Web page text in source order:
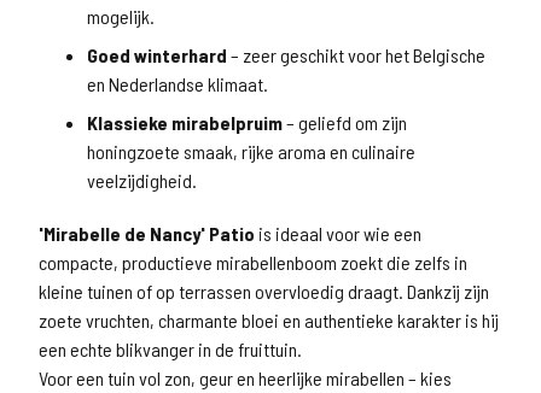
mogelijk.
Goed winterhard – zeer geschikt voor het Belgische
en Nederlandse klimaat.
Klassieke mirabelpruim– geliefd om zijn
honingzoete smaak, rijke aroma en culinaire
veelzijdigheid.
'Mirabelle de Nancy' Patio is ideaal voor wie een
compacte, productieve mirabellenboom zoekt die zelfs in
kleine tuinen of op terrassen overvloedig draagt. Dankzij zijn
zoete vruchten, charmante bloei en authentieke karakter is hij
een echte blikvanger in de fruittuin.
Voor een tuin vol zon, geur en heerlijke mirabellen – kies